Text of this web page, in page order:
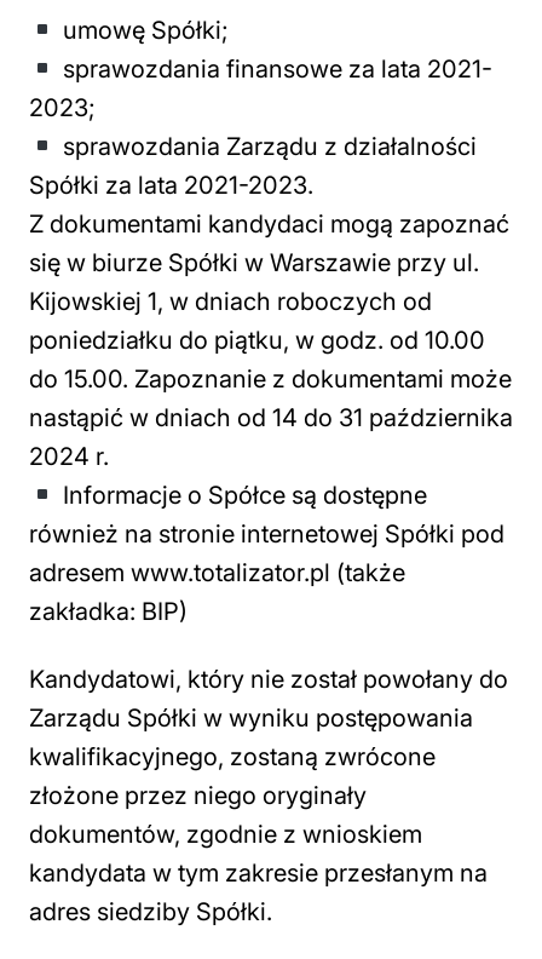
umowę Spółki;
sprawozdania finansowe za lata 2021-
2023;
sprawozdania Zarządu z działalności
Spółki za lata 2021-2023.
Z dokumentami kandydaci mogą zapoznać
się w biurze Spółki w Warszawie przy ul.
Kijowskiej 1, w dniach roboczych od
poniedziałku do piątku, w godz. od 10.00
do 15.00. Zapoznanie z dokumentami może
nastąpić w dniach od 14 do 31 października
2024 r.
Informacje o Spółce są dostępne
również na stronie internetowej Spółki pod
adresem www.totalizator.pl (także
zakładka: BIP)
Kandydatowi, który nie został powołany do
Zarządu Spółki w wyniku postępowania
kwalifikacyjnego, zostaną zwrócone
złożone przez niego oryginały
dokumentów, zgodnie z wnioskiem
kandydata w tym zakresie przesłanym na
adres siedziby Spółki.